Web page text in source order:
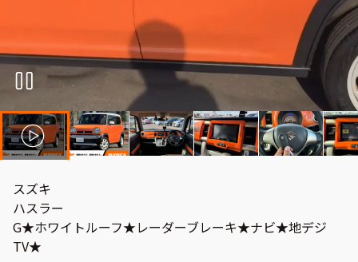
スズキ
ハスラー
G★ホワイトルーフ★レーダーブレーキ★ナビ★地デジ
TV★